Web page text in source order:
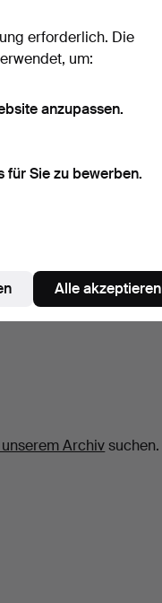
Schätzwert
64 USD
Archivsuchen.
erforderlich. Die
um:
anzupassen.
für Sie zu bewerben.
Alle akzeptieren